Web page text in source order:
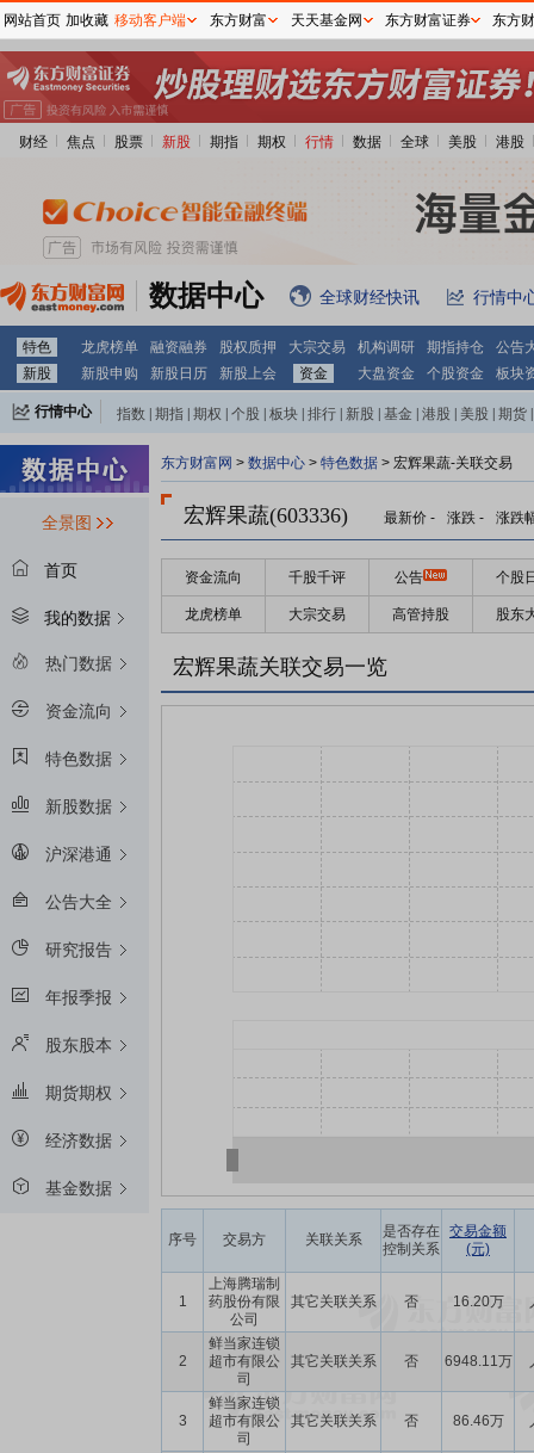
财经 焦点 股票 新股 期指 期权 行情 数据 全球 美股 港股
数据中心 全球财经快讯 行情中
特色 龙虎榜单 融资融券 股权质押 大宗交易 机构调研 期指持仓
公告
新股
新股申购 新股日历 新股上会 资金 大盘资金 个股资金 板块
行情中心 指数 期指 期权 个股 板块 排行 新股 基金 港股 美股 期货
全景图
首页
我的数据
热门数据
资金流向
特色数据
新股数据
沪深港通
公告大全
研究报告
年报季报
股东股本
期货期权
经济数据
基金数据
东方财富网 > 数据中心 > 特色数据 > 宏辉果蔬-关联交易
宏辉果蔬(603336) 最新价 - 涨跌 - 涨跌
资金流向 千股千评 公告 个股
龙虎榜单 大宗交易 高管持股 股东
宏辉果蔬关联交易一览
序号 交易方 关联关系
是否存在
控制关系
交易金额
(元)
1
上海腾瑞制
药股份有限
公司
其它关联关系 否 16.20万
2
鲜当家连锁
超市有限公
司
其它关联关系 否 6948.11万
3
鲜当家连锁
超市有限公
司
其它关联关系 否 86.46万
网站首页 加收藏 移动客户端 东方财富 天天基金网 东方财富证券 东方